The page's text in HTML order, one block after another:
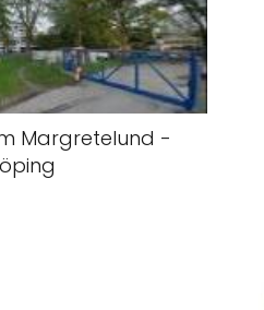
Margretelund -